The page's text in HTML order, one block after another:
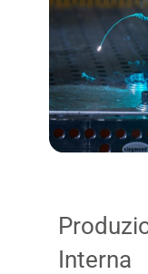
Interna